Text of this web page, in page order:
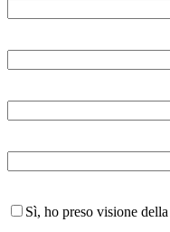
Sì, ho preso visione della